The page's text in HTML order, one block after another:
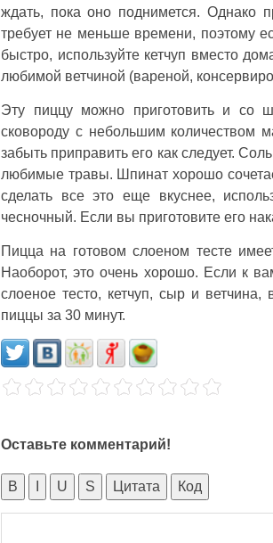
ждать, пока оно поднимется. Однако
требует не меньше времени, поэтому
быстро, используйте кетчуп вместо
любимой ветчиной (вареной,
Эту пиццу можно приготовить и со
сковороду с небольшим количеством
забыть приправить его как следует.
любимые травы. Шпинат хорошо
сделать все это еще вкуснее,
чесночный. Если вы приготовите его
Пицца на готовом слоеном тесте
Наоборот, это очень хорошо. Если к
слоеное тесто, кетчуп, сыр и
пиццы за 30 минут.
Оставьте комментарий!
B U S Цитата Код